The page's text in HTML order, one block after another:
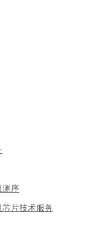
测序
片技术服务